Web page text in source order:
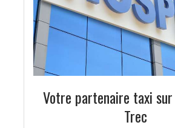
Votre partenaire taxi
Trec